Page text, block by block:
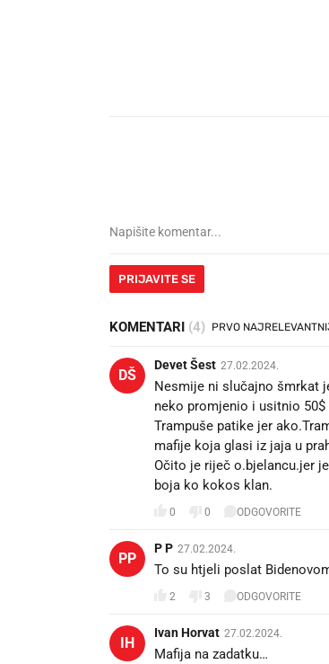
PRIJAVITE SE
KOMENTARI (4) PRVO
DŠ
Devet Šest 27.02.2024.
Nesmije ni slučajno šmrkat
neko promjenio i usitnio
Trampuše patike jer
mafije koja glasi iz jaja u
Očito je riječ o.bjelancu.jer
boja ko kokos klan.
0 0 ODGOVORITE
PP
P P 27.02.2024.
To su htjeli poslat
2 3 ODGOVORITE
IH
Ivan Horvat 27.02.2024.
Mafija na zadatku…